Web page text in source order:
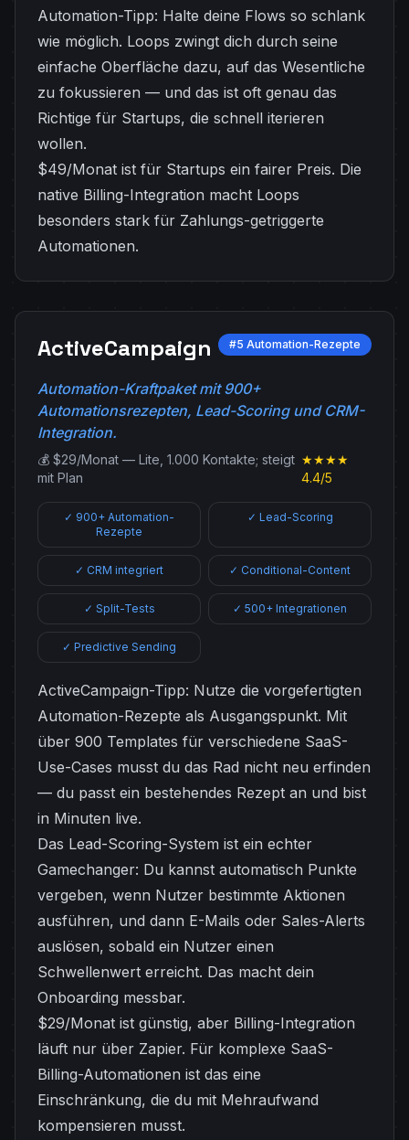
Automation-Tipp: Halte deine Flows so schlank
wie möglich. Loops zwingt dich durch seine
einfache Oberfläche dazu, auf das Wesentliche
zu fokussieren — und das ist oft genau das
Richtige für Startups, die schnell iterieren
wollen.
$49/Monat ist für Startups ein fairer Preis. Die
native Billing-Integration macht Loops
besonders stark für Zahlungs-getriggerte
Automationen.
ActiveCampaign #5 Automation-Rezepte
Automation-Kraftpaket mit 900+
Automationsrezepten, Lead-Scoring und CRM-
Integration.
💰 $29/Monat — Lite, 1.000 Kontakte; steigt
mit Plan
★★★★
4.4/5
✓ 900+ Automation-
Rezepte
✓ Lead-Scoring
✓ CRM integriert ✓ Conditional-Content
✓ Split-Tests ✓ 500+ Integrationen
✓ Predictive Sending
ActiveCampaign-Tipp: Nutze die vorgefertigten
Automation-Rezepte als Ausgangspunkt. Mit
über 900 Templates für verschiedene SaaS-
Use-Cases musst du das Rad nicht neu erfinden
— du passt ein bestehendes Rezept an und bist
in Minuten live.
Das Lead-Scoring-System ist ein echter
Gamechanger: Du kannst automatisch Punkte
vergeben, wenn Nutzer bestimmte Aktionen
ausführen, und dann E-Mails oder Sales-Alerts
auslösen, sobald ein Nutzer einen
Schwellenwert erreicht. Das macht dein
Onboarding messbar.
$29/Monat ist günstig, aber Billing-Integration
läuft nur über Zapier. Für komplexe SaaS-
Billing-Automationen ist das eine
Einschränkung, die du mit Mehraufwand
kompensieren musst.